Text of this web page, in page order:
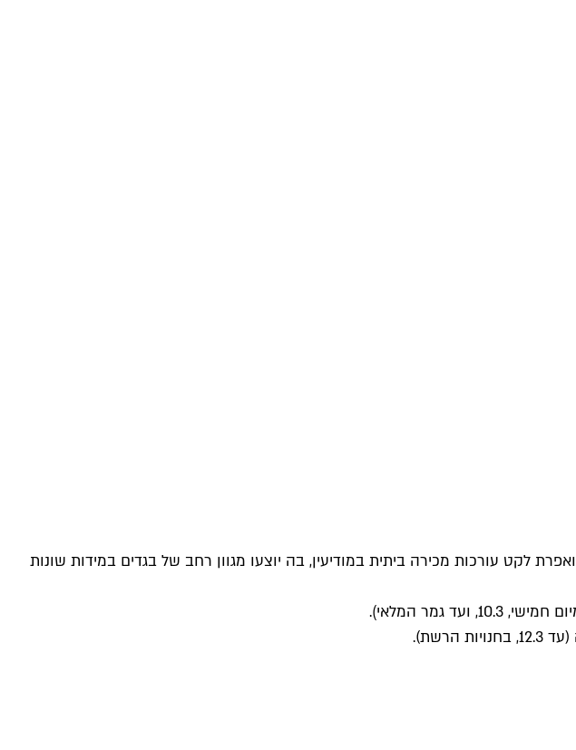
לקט עורכות מכירה ביתית במודיעין, בה יוצעו מגוון רחב של בגדים במידות שונות